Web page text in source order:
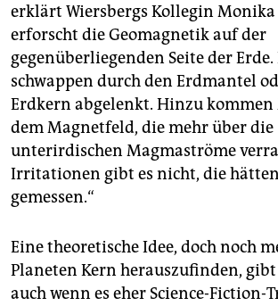
erklärt Wiersbergs Kollegin Monika
erforscht die Geomagnetik auf der
gegenüberliegenden Seite der Erde.
schwappen durch den Erdmantel
Erdkern abgelenkt. Hinzu kommen
dem Magnetfeld, die mehr über die
unterirdischen Magmaströme
Irritationen gibt es nicht, die
gemessen.“
Eine theoretische Idee, doch noch
Planeten Kern herauszufinden,
auch wenn es eher Science-Fiction-